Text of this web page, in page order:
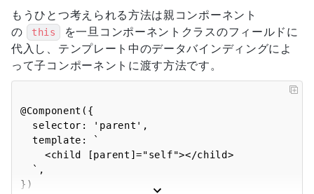
  template: `
    <div>
      <button
(click)="sayHello()">Hello</button>
    </div>
  `,
export class Child {
  }
    this.parent.sayHello();
もうひとつ考えられる方法は親コンポーネント
の
this
を一旦コンポーネントクラスのフィールドに
代入し、テンプレート中のデータバインディングによ
って子コンポーネントに渡す方法です。
@Component({
  template: `
})